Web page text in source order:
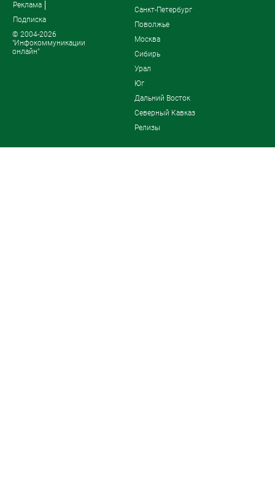
Реклама
Подписка
© 2004-2026
"Инфокоммуникации
онлайн"
Санкт-Петербург
Поволжье
Москва
Сибирь
Урал
Юг
Дальний Восток
Северный Кавказ
Релизы